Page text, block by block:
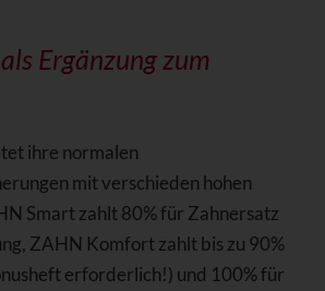
Ergänzung zum
ihre normalen
mit verschieden hohen
Smart zahlt 80% für Zahnersatz
ZAHN Komfort zahlt bis zu 90%
erforderlich!) und 100% für